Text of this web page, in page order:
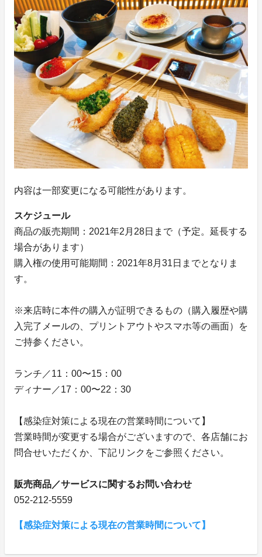
内容は一部変更になる可能性があります。
スケジュール
商品の販売期間：2021年2月28日まで（予定。延長する
場合があります）
購入権の使用可能期間：2021年8月31日までとなりま
す。
※来店時に本件の購入が証明できるもの（購入履歴や購
入完了メールの、プリントアウトやスマホ等の画面）を
ご持参ください。
ランチ／11：00〜15：00
ディナー／17：00〜22：30
【感染症対策による現在の営業時間について】
営業時間が変更する場合がございますので、各店舗にお
問合せいただくか、下記リンクをご参照ください。
販売商品／サービスに関するお問い合わせ
052-212-5559
【感染症対策による現在の営業時間について】